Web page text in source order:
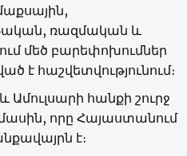
ռազմական և
մեծ բարեփոխումներ
է հաշվետվությունում։
Ամուլսարի հանքի շուրջ
որը Հայաստանում
է։